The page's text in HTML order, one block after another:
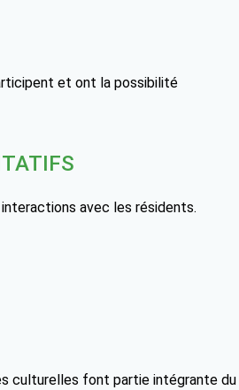
et ont la possibilité
avec les résidents.
culturelles font partie intégrante du